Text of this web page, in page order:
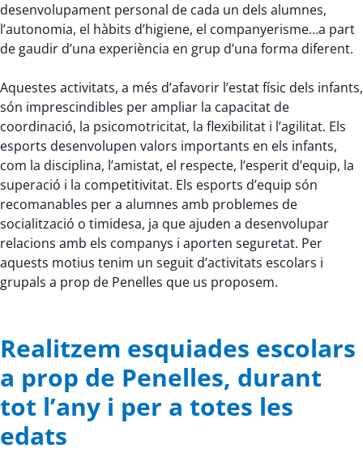
desenvolupament personal de cada un dels alumnes,
l’autonomia, el hàbits d’higiene, el companyerisme…a part
de gaudir d’una experiència en grup d’una forma diferent.
Aquestes activitats, a més d’afavorir l’estat físic dels infants,
són imprescindibles per ampliar la capacitat de
coordinació, la psicomotricitat, la flexibilitat i l’agilitat. Els
esports desenvolupen valors importants en els infants,
com la disciplina, l’amistat, el respecte, l’esperit d’equip, la
superació i la competitivitat. Els esports d’equip són
recomanables per a alumnes amb problemes de
socialització o timidesa, ja que ajuden a desenvolupar
relacions amb els companys i aporten seguretat. Per
aquests motius tenim un seguit d’activitats escolars i
grupals a prop de Penelles que us proposem.
Realitzem esquiades escolars
a prop de Penelles, durant
tot l’any i per a totes les
edats